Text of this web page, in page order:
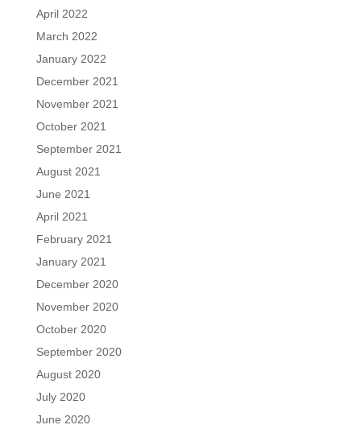
April 2022
March 2022
January 2022
December 2021
November 2021
October 2021
September 2021
August 2021
June 2021
April 2021
February 2021
January 2021
December 2020
November 2020
October 2020
September 2020
August 2020
July 2020
June 2020